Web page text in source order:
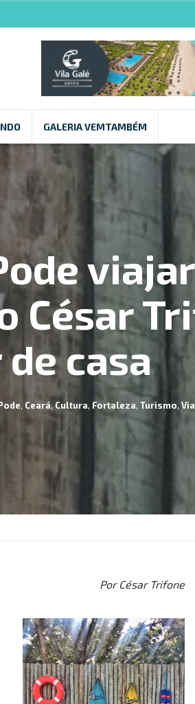
GALERIA VEMTAMBÉM
César
casa
, Ceará,Cultura, Fortaleza, Turismo,
Por César Trifone